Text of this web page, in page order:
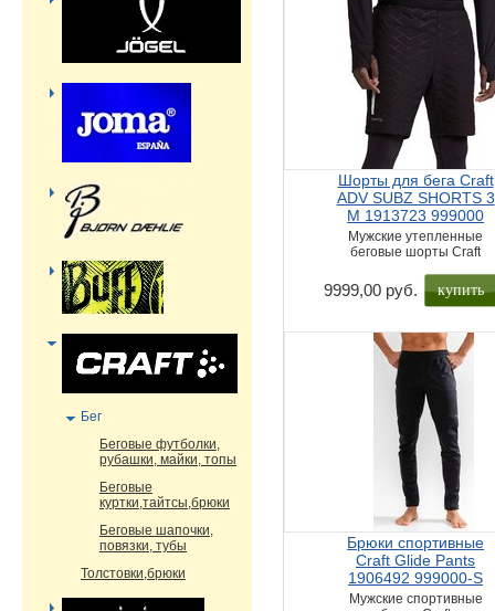
Шорты для бега Craft
ADV SUBZ SHORTS 3
M 1913723 999000
Мужские утепленные
беговые шорты Craft
9999,00 руб. купить
Брюки спортивные
Craft Glide Pants
1906492 999000-S
Мужские спортивные
Бег
Беговые футболки,
рубашки, майки, топы
Беговые
куртки,тайтсы,брюки
Беговые шапочки,
повязки, тубы
Толстовки,брюки